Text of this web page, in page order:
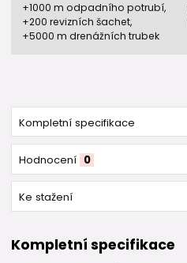
+1000 m odpadního potrubí,
+200 revizních šachet,
+5000 m drenážních trubek
Kompletní specifikace
Hodnocení 0
Ke stažení
Kompletní specifikace